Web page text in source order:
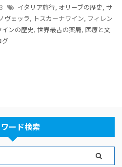
イタリア旅行, オリーブの歴史, サ
ヴェッラ, トスカーナワイン, フィレン
インの歴史, 世界最古の薬局, 医療と文
グ
ード検索